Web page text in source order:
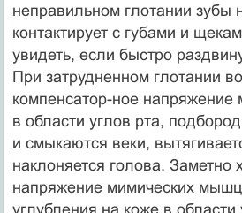
неправильном глотании зубы
контактирует с губами и
увидеть, если быстро
При затрудненном глотании
компенсатор-ное
в области углов рта,
и смыкаются веки,
наклоняется голова. Заметно
напряжение мими­ческих
углубления на коже в области